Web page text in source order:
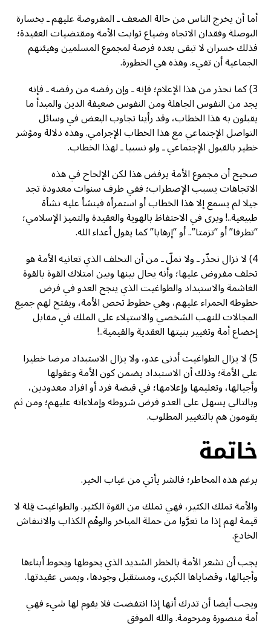
أما أن يخرج الناس من حالة الضعف ـ المفروضة عليهم ـ بخسارة
البوصلة وفقدان الاتجاه وضياع ثوابت الأمة ومقتضيات العقيدة؛
فذلك خسران لا تبقى بعده فرصة لمجموع المسلمين وهيئتهم
الجماعية أن تفيء. وهذه هي الخطورة.
3) كما نحذر من هذا الإعلام؛ فإنه ـ وإن رفضه من رفضه ـ فإنه
يجد من النفوس الجاهلة ومن النفوس ضعيفة الدين والمبدأ ما
يقبلون به هذا الخطاب، وقد رأينا تجاوب البعض في وسائل
التواصل الإجتماعي مع هذا الخطاب الإجرامي. وهذه دلالة ومؤشر
خطير بالقبول الإجتماعي ـ ولو نسبيا ـ لهذا الخطاب.
صحيح أن مجموع الأمة يرفض هذا لكن الإلحاح في هذه
الاتجاهات يسبب الإضطراب؛ ففي ظرف سنوات معدودة تجد
جيلا لم يسمع إلا هذا الخطاب أو استمرأه فينشأ عليه نشأة
طبيعية..! ويرى في الاحتفاظ بالهوية والعقيدة والتميز الإسلامي؛
“تطرفا” أو “تزمتا”.. أو “إرهابا” كما يقول أعداء الله.
4) لا نزال نحذّر ـ ولا نملّ ـ من أن التخلف الذي تعانيه الأمة هو
تخلف مفروض عليها؛ وأنه يحال بينها وبين امتلاك القوة بالقوة
الغاشمة والاستبداد والطواغيت الذي ينجح العدو في فرض
خطوطه الحمراء عليهم، وهي خطوط تخص الأمة، ويفتح لهم جميع
المجالات للنهب الشخصي والاستيلاء على الملك في مقابل
إخضاع أمة وتغيير بنيتها العقدية والقيمية..!
5) لا يزال الطواغيت أدنى عدو، ولا يزال الاستبداد مرضا خطيرا
على الأمة؛ وذلك أن الاستبداد يضمن كون الأمة وعقولها
وأجيالها، وتعليمها وإعلامها؛ في قبضة فرد أو افراد معدودين،
وبالتالي يسهل على العدو فرض شروطه وإملاءاته عليهم؛ ومن ثم
يقومون هم بالتغيير المطلوب.
خاتمة
برغم هذه المخاطر؛ فالشر يأتي من غياب الخير.
والأمة تملك الكثير، فهي تملك من القوة الكثير. والطواغيت قِلة لا
قيمة لهم إذا ما تعرَّوا من حملة المباخر والوهْم الكذاب والانتفاش
الخادع.
يجب أن تشعر الأمة بالخطر الشديد الذي يحوطها ويحوط أبناءها
وأجيالها، وقضاياها الكبرى، ومستقبل وجودها، ويمس عقيدتها.
ويجب أيضا أن تدرك أنها إذا انتفضت فلا يقوم لها شيء فهي
أمة منصورة ومرحومة. والله الموفق